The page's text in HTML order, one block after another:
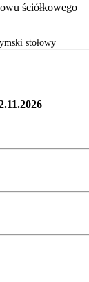
ściółkowego
stołowy